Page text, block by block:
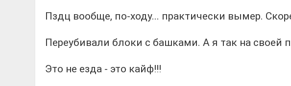
Пздц вообще, по-ходу... практически вымер. Скорее всего из-за качества саляры.
Переубивали блоки с башками. А я так на своей
Это не езда - это кайф!!!